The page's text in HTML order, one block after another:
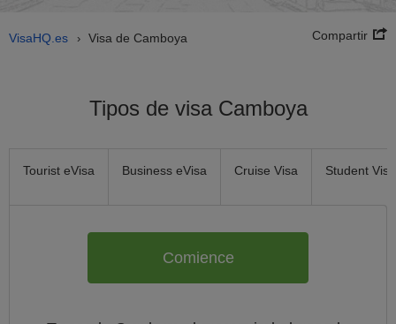
VisaHQ.es › Visa de Camboya Compartir
Tipos de visa Camboya
Tourist eVisa Business eVisa Cruise Visa Student Visa
Comience